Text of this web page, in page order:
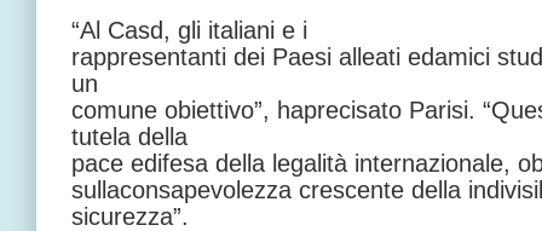
“Al Casd, gli italiani e i
rappresentanti dei Paesi alleati edamici
un
comune obiettivo”, haprecisato Parisi.
tutela della
pace edifesa della legalità internazionale,
sullaconsapevolezza crescente della
sicurezza”.